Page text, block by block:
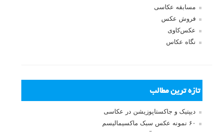
مسابقه عکاسی
فروش عکس
عکس‌کاوی
نگاه عکاس
تازه ترین مطالب
دیپتیک و جاکستا‌پوزیشن در عکاسی
۶۰ نمونه عکس سبک ماکسیمالیسم